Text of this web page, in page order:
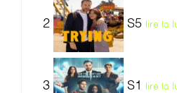
2 S5 lire la
3 S1 lire la